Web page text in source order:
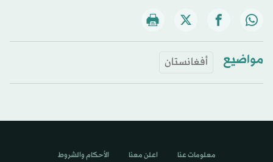
مواضيع أفغانستان
معلومات عنا اعلن معنا الأحكام والشروط